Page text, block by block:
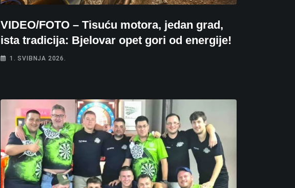
VIDEO/FOTO – Tisuću motora, jedan grad,
ista tradicija: Bjelovar opet gori od energije!
1. SVIBNJA 2026.